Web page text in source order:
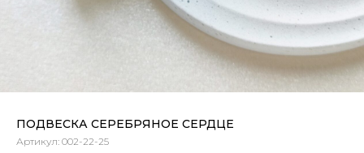
ПОДВЕСКА СЕРЕБРЯНОЕ СЕРДЦЕ
Артикул: 002-22-25